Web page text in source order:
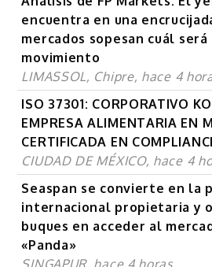
encuentra en una
mercados sopesan cuál será
movimiento
LIMASSOL, Chipre, hace 4
ISO 37301: CORPORATIVO
EMPRESA ALIMENTARIA EN
CERTIFICADA EN
CIUDAD DE MÉXICO, hace 4
Seaspan se convierte en la
internacional propietaria y
buques en acceder al
«Panda»
SINGAPUR, hace 4 horas